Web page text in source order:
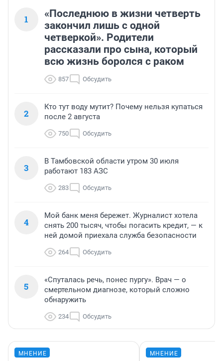
1
«Последнюю в жизни четверть
закончил лишь с одной
четверкой». Родители
рассказали про сына, который
всю жизнь боролся с раком
857 Обсудить
2
Кто тут воду мутит? Почему нельзя купаться
после 2 августа
750 Обсудить
3
В Тамбовской области утром 30 июля
работают 183 АЗС
283 Обсудить
4
Мой банк меня бережет. Журналист хотела
снять 200 тысяч, чтобы погасить кредит, — к
ней домой приехала служба безопасности
264 Обсудить
5
«Спуталась речь, понес пургу». Врач — о
смертельном диагнозе, который сложно
обнаружить
234 Обсудить
МНЕНИЕ МНЕНИЕ